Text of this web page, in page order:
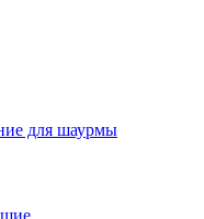
для шаурмы